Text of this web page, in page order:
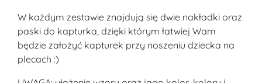
W każdym zestawie znajdują się dwie nakładki oraz
paski do kapturka, dzięki którym łatwiej Wam
będzie założyć kapturek przy noszeniu dziecka na
plecach :)